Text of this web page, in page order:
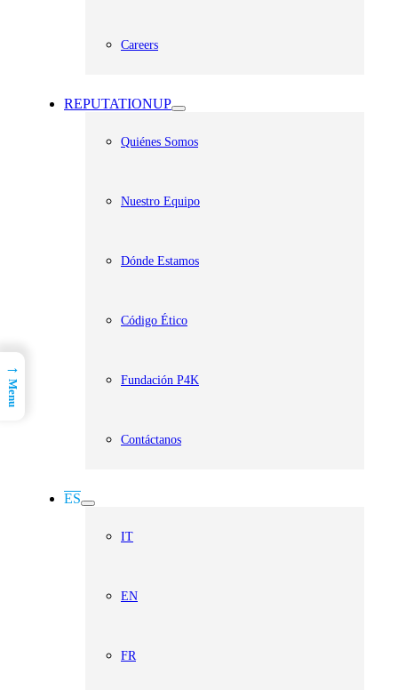
Careers
REPUTATIONUP
Quiénes Somos
Nuestro Equipo
Dónde Estamos
Código Ético
Fundación P4K
Contáctanos
ES
IT
EN
FR
→
Menu